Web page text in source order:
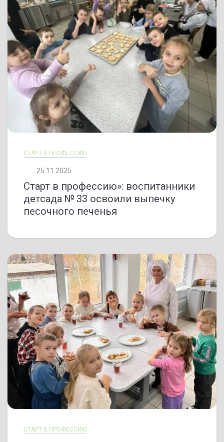
СТАРТ В ПРОФЕССИЮ
25.11.2025
Старт в профессию»: воспитанники
детсада № 33 освоили выпечку
песочного печенья
СТАРТ В ПРОФЕССИЮ